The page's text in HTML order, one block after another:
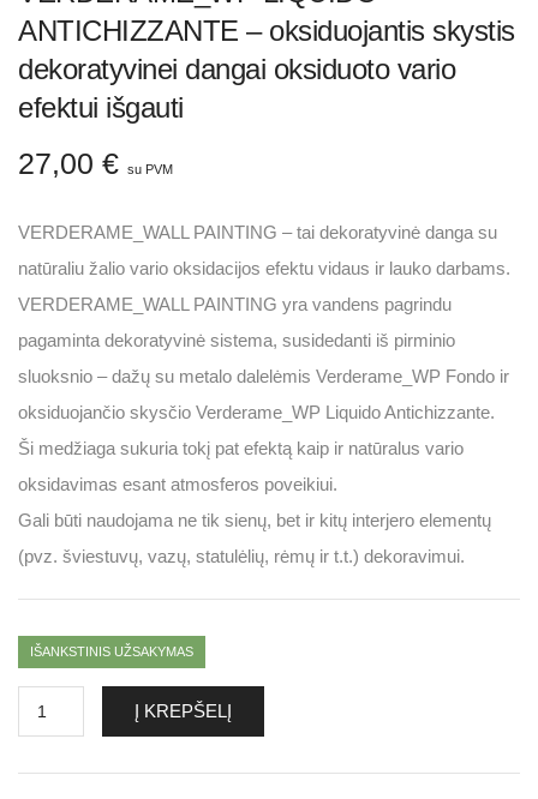
ANTICHIZZANTE – oksiduojantis skystis
dekoratyvinei dangai oksiduoto vario
efektui išgauti
27,00 € su PVM
VERDERAME_WALL PAINTING – tai dekoratyvinė danga su
natūraliu žalio vario oksidacijos efektu vidaus ir lauko darbams.
VERDERAME_WALL PAINTING yra vandens pagrindu
pagaminta dekoratyvinė sistema, susidedanti iš pirminio
sluoksnio – dažų su metalo dalelėmis Verderame_WP Fondo ir
oksiduojančio skysčio Verderame_WP Liquido Antichizzante.
Ši medžiaga sukuria tokį pat efektą kaip ir natūralus vario
oksidavimas esant atmosferos poveikiui.
Gali būti naudojama ne tik sienų, bet ir kitų interjero elementų
(pvz. šviestuvų, vazų, statulėlių, rėmų ir t.t.) dekoravimui.
IŠANKSTINIS UŽSAKYMAS
Į KREPŠELĮ